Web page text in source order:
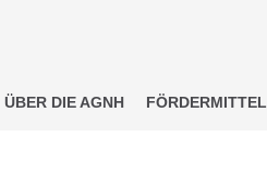
ÜBER DIE AGNH FÖRDERMITTEL